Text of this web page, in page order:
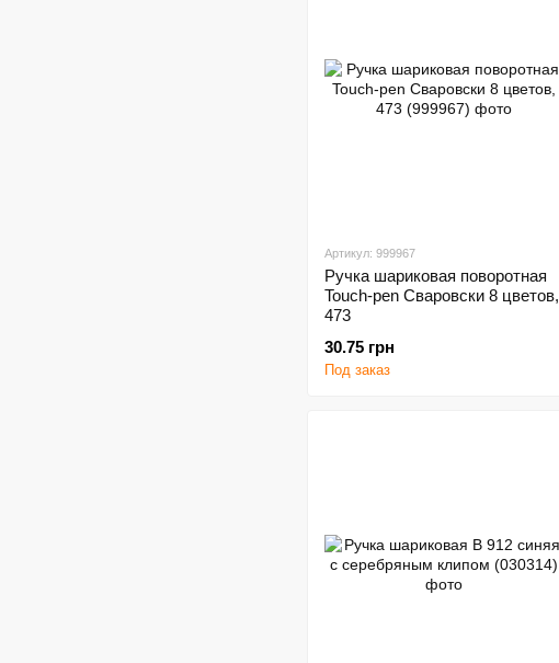
Артикул: 999967
Ручка шариковая поворотная
Touch-pen Сваровски 8 цветов,
473
30.75 грн
Под заказ